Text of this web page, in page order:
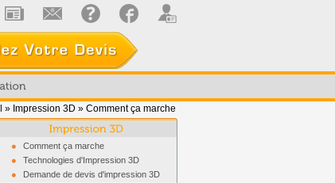
» Impression 3D » Comment ça marche
Comment ça marche
Technologies d'Impression 3D
Demande de devis d'impression 3D